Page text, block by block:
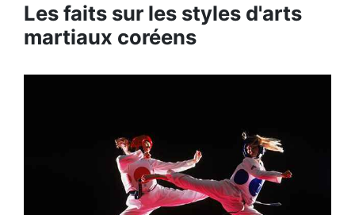
Les faits sur les styles d'arts
martiaux coréens